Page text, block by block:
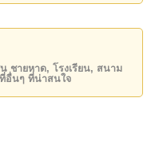
รงการ
อาหาร ร้านค้า และ
ชายหาด, โรงเรียน, สนาม
อื่นๆ ที่น่าสนใจ